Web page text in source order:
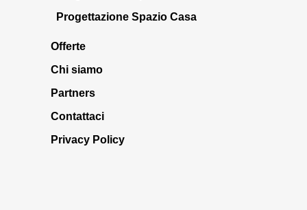
Progettazione Spazio Casa
Offerte
Chi siamo
Partners
Contattaci
Privacy Policy